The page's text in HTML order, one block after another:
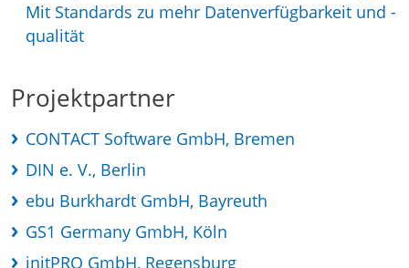
Mit Standards zu mehr Datenverfügbarkeit und -
qualität
Projektpartner
CONTACT Software GmbH, Bremen
DIN e. V., Berlin
ebu Burkhardt GmbH, Bayreuth
GS1 Germany GmbH, Köln
initPRO GmbH, Regensburg